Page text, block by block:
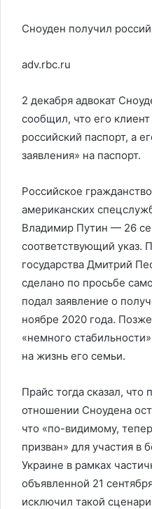
Сноуден получил
adv.rbc.ru
2 декабря адвокат
сообщил, что его
российский паспорт, а
заявления» на паспорт.
Российское
американских
Владимир Путин — 26
соответствующий указ.
государства Дмитрий
сделано по просьбе
подал заявление о
ноябре 2020 года.
«немного
на жизнь его семьи.
Прайс тогда сказал, что
отношении Сноудена
что «по-видимому,
призван» для участия в
Украине в рамках
объявленной 21
исключил такой